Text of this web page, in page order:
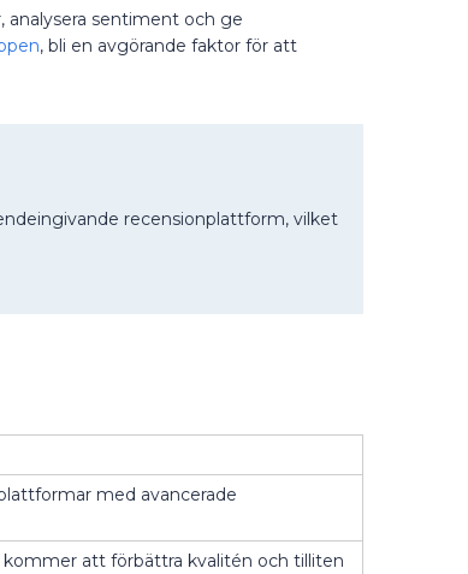
analysera sentiment och ge
, bli en avgörande faktor för att
recensionplattform, vilket
med avancerade
kommer att förbättra kvalitén och tilliten